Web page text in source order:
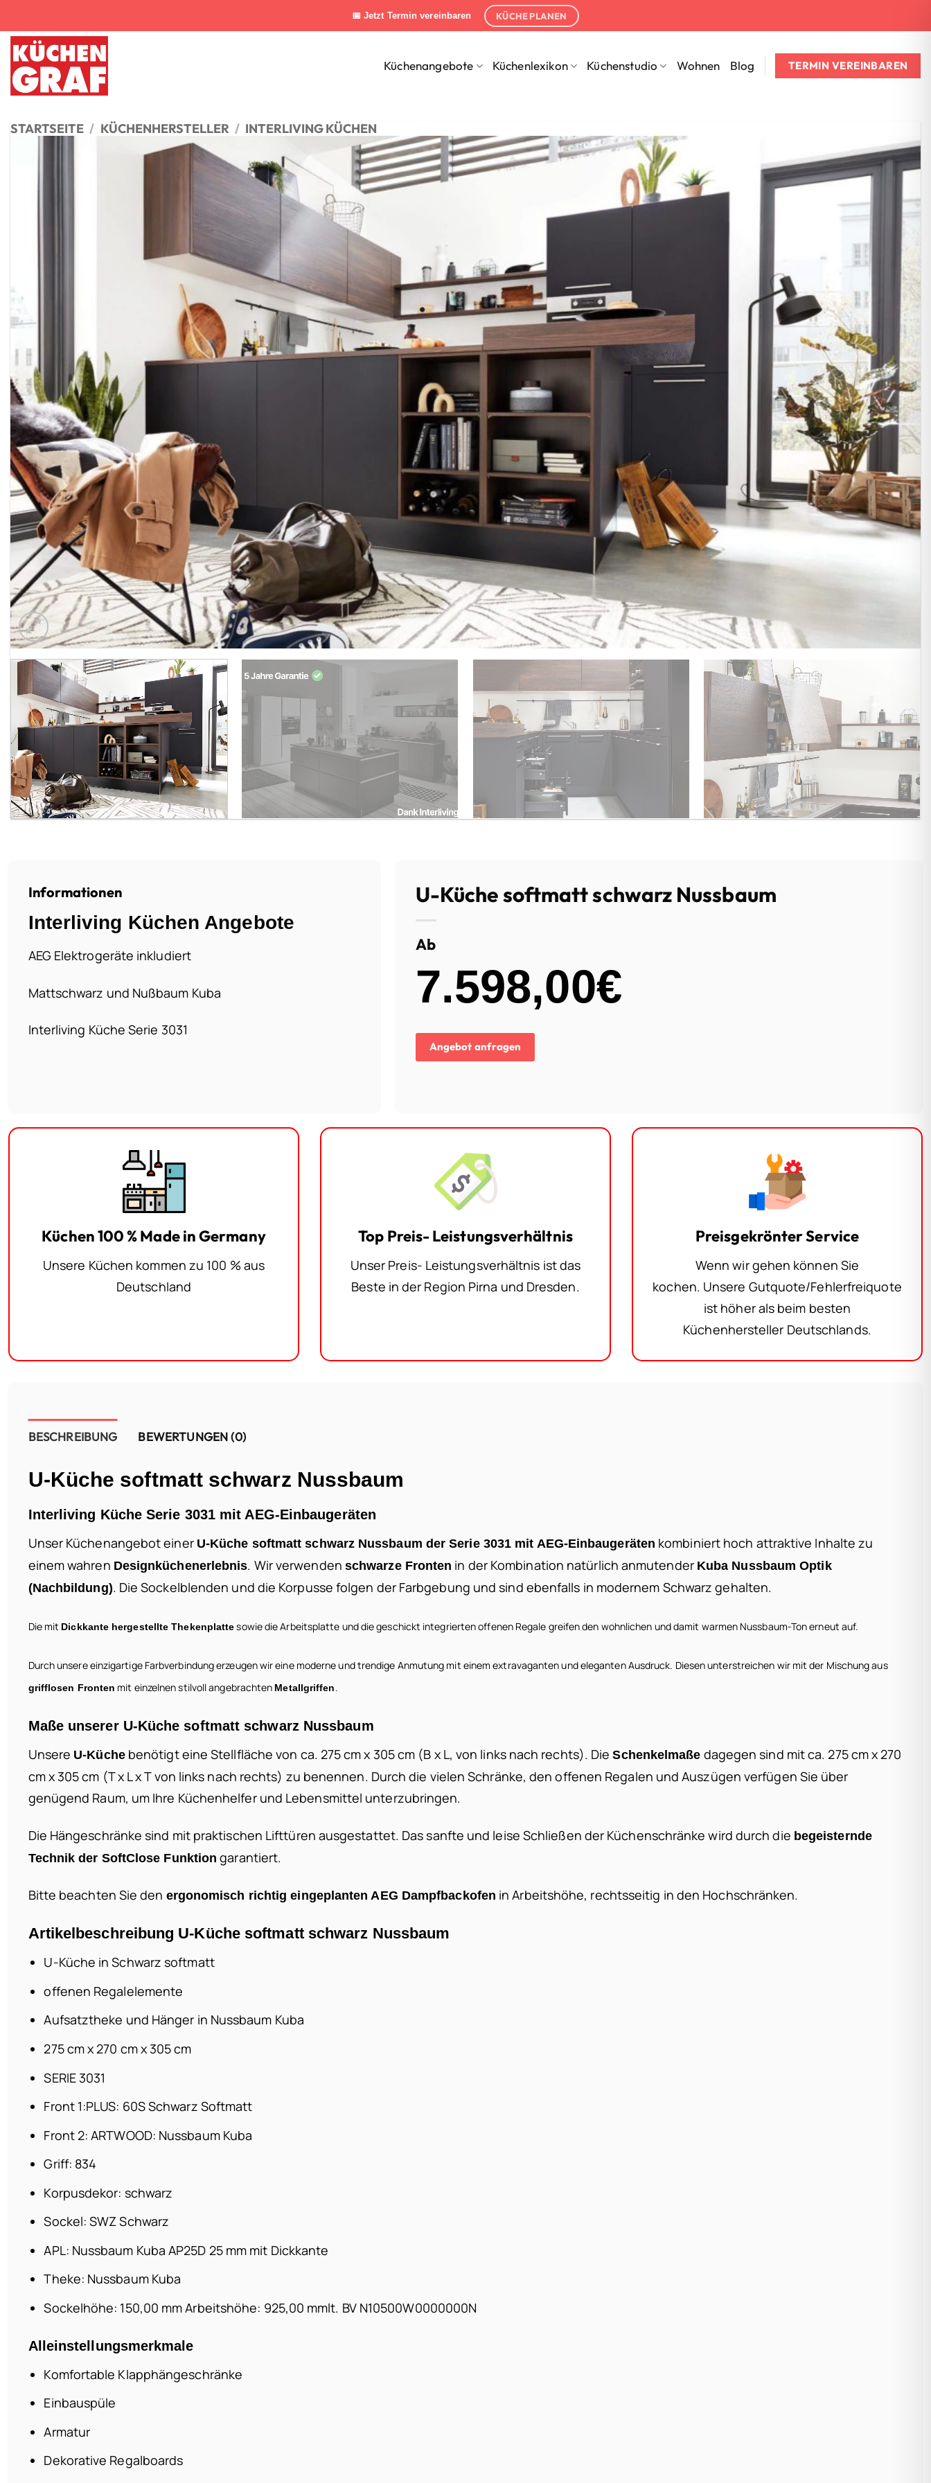
Inhalt
springen
📅 Jetzt Termin vereinbaren KÜCHE PLANEN
Küchenangebote Küchenlexikon Küchenstudio Wohnen Blog TERMIN VEREINBAREN
STARTSEITE / KÜCHENHERSTELLER / INTERLIVING KÜCHEN
Informationen
Interliving Küchen Angebote
AEG Elektrogeräte inkludiert
Mattschwarz und Nußbaum Kuba
Interliving Küche Serie 3031
U-Küche softmatt schwarz Nussbaum
Ab
7.598,00€
Angebot anfragen
Küchen 100 % Made in Germany
Unsere Küchen kommen zu 100 % aus
Deutschland
Top Preis- Leistungsverhältnis
Unser Preis- Leistungsverhältnis ist das
Beste in der Region Pirna und Dresden.
Preisgekrönter Service
Wenn wir gehen können Sie
kochen. Unsere Gutquote/Fehlerfreiquote
ist höher als beim besten
Küchenhersteller Deutschlands.
BESCHREIBUNG BEWERTUNGEN (0)
U-Küche softmatt schwarz Nussbaum
Interliving Küche Serie 3031 mit AEG-Einbaugeräten
Unser Küchenangebot einer U-Küche softmatt schwarz Nussbaum der Serie 3031 mit AEG-Einbaugeräten kombiniert hoch attraktive Inhalte zu
einem wahren Designküchenerlebnis. Wir verwenden schwarze Fronten in der Kombination natürlich anmutender Kuba Nussbaum Optik
(Nachbildung). Die Sockelblenden und die Korpusse folgen der Farbgebung und sind ebenfalls in modernem Schwarz gehalten.
Die mit Dickkante hergestellte Thekenplattesowie die Arbeitsplatte und die geschickt integrierten offenen Regale greifen den wohnlichen und damit warmen Nussbaum-Ton erneut auf.
Durch unsere einzigartige Farbverbindung erzeugen wir eine moderne und trendige Anmutung mit einem extravaganten und eleganten Ausdruck. Diesen unterstreichen wir mit der Mischung aus
grifflosen Fronten mit einzelnen stilvoll angebrachten Metallgriffen.
Maße unserer U-Küche softmatt schwarz Nussbaum
Unsere U-Küchebenötigt eine Stellfläche von ca. 275 cm x 305 cm (B x L, von links nach rechts). DieSchenkelmaße dagegen sind mit ca. 275 cm x 270
cm x 305 cm (T x L x T von links nach rechts) zu benennen. Durch die vielen Schränke, den offenen Regalen und Auszügen verfügen Sie über
genügend Raum, um Ihre Küchenhelfer und Lebensmittel unterzubringen.
Die Hängeschränke sind mit praktischen Lifttüren ausgestattet. Das sanfte und leise Schließen der Küchenschränke wird durch die begeisternde
Technik der SoftClose Funktion garantiert.
Bitte beachten Sie den ergonomisch richtig eingeplanten AEG Dampfbackofen in Arbeitshöhe, rechtsseitig in den Hochschränken.
Artikelbeschreibung U-Küche softmatt schwarz Nussbaum
U-Küche in Schwarz softmatt
offenen Regalelemente
Aufsatztheke und Hänger in Nussbaum Kuba
275 cm x 270 cm x 305 cm
SERIE 3031
Front 1:PLUS: 60S Schwarz Softmatt
Front 2: ARTWOOD: Nussbaum Kuba
Griff: 834
Korpusdekor: schwarz
Sockel: SWZ Schwarz
APL: Nussbaum Kuba AP25D 25 mm mit Dickkante
Theke: Nussbaum Kuba
Sockelhöhe: 150,00 mm Arbeitshöhe: 925,00 mmlt. BV N10500W0000000N
Alleinstellungsmerkmale
Komfortable Klapphängeschränke
Einbauspüle
Armatur
Dekorative Regalboards